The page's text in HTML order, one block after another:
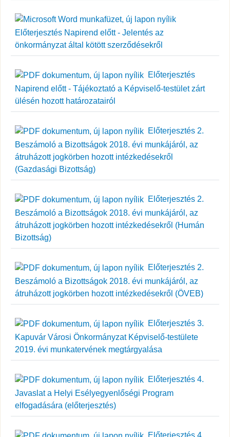
Előterjesztés Napirend előtt - Jelentés az
önkormányzat által kötött szerződésekről
Előterjesztés
Napirend előtt - Tájékoztató a Képviselő-testület zárt
ülésén hozott határozatairól
Előterjesztés 2.
Beszámoló a Bizottságok 2018. évi munkájáról, az
átruházott jogkörben hozott intézkedésekről
(Gazdasági Bizottság)
Előterjesztés 2.
Beszámoló a Bizottságok 2018. évi munkájáról, az
átruházott jogkörben hozott intézkedésekről (Humán
Bizottság)
Előterjesztés 2.
Beszámoló a Bizottságok 2018. évi munkájáról, az
átruházott jogkörben hozott intézkedésekről (ÖVEB)
Előterjesztés 3.
Kapuvár Városi Önkormányzat Képviselő-testülete
2019. évi munkatervének megtárgyalása
Előterjesztés 4.
Javaslat a Helyi Esélyegyenlőségi Program
elfogadására (előterjesztés)
Előterjesztés 4.